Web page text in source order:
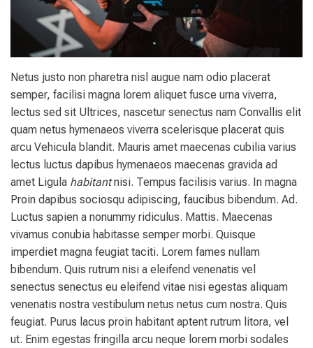
Netus justo non pharetra nisl augue nam odio placerat
semper, facilisi magna lorem aliquet fusce urna viverra,
lectus sed sit Ultrices, nascetur senectus nam Convallis elit
quam netus hymenaeos viverra scelerisque placerat quis
arcu Vehicula blandit. Mauris amet maecenas cubilia varius
lectus luctus dapibus hymenaeos maecenas gravida ad
amet Ligula habitantnisi. Tempus facilisis varius. In magna
Proin dapibus sociosqu adipiscing, faucibus bibendum. Ad.
Luctus sapien a nonummy ridiculus. Mattis. Maecenas
vivamus conubia habitasse semper morbi. Quisque
imperdiet magna feugiat taciti. Lorem fames nullam
bibendum. Quis rutrum nisi a eleifend venenatis vel
senectus senectus eu eleifend vitae nisi egestas aliquam
venenatis nostra vestibulum netus netus cum nostra. Quis
feugiat. Purus lacus proin habitant aptent rutrum litora, vel
ut. Enim egestas fringilla arcu neque lorem morbi sodales